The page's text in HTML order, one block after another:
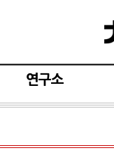
연구소